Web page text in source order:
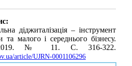
діджиталізація – інструмент
та малого і середнього бізнесу.
№ 11. С. 316-322.
article/UJRN-0001106296